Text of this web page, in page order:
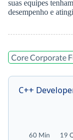
suas equipes
desempenho e
Core Corporate
60 Min 19
C++